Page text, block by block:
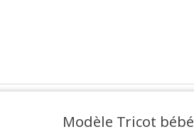
Modèle Tricot bébé